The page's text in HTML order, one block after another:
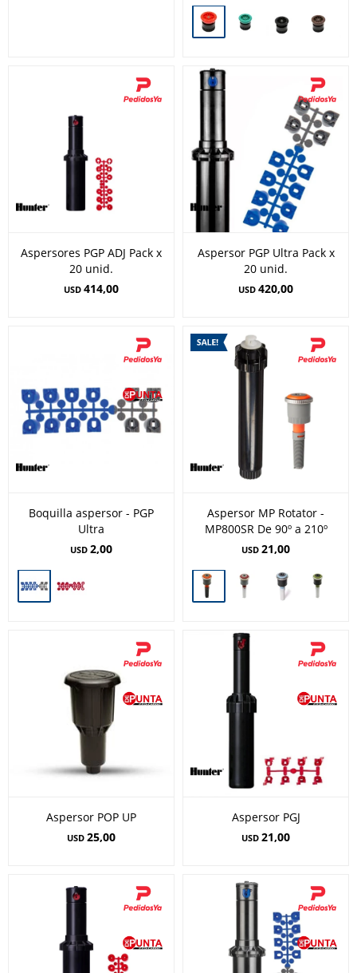
Aspersores PGP ADJ Pack x
20 unid.
USD 414,00
Aspersor PGP Ultra Pack x
20 unid.
USD 420,00
Boquilla aspersor - PGP
Ultra
USD 2,00
Aspersor MP Rotator -
MP800SR De 90º a 210º
USD 21,00
Aspersor POP UP
USD 25,00
Aspersor PGJ
USD 21,00